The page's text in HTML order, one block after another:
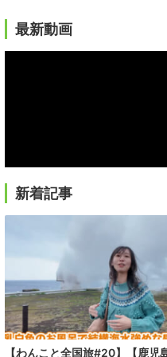
最新動画
新着記事
【わんこと全国旅#20】【鹿児